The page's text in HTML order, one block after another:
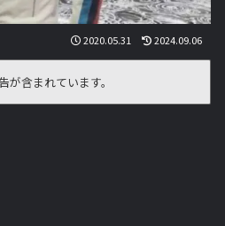
2020.05.31 2024.09.06
が含まれています。